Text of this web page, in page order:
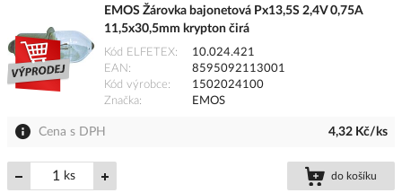
EMOS Žárovka bajonetová Px13,5S 2,4V 0,75A
11,5x30,5mm krypton čirá
Kód ELFETEX
10.024.421
EAN
8595092113001
Kód výrobce
1502024100
Značka
EMOS
Cena s DPH 4,32 Kč/ks
ks do košíku